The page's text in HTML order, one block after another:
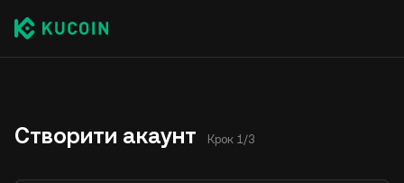
Створити акаунт Крок 1/3